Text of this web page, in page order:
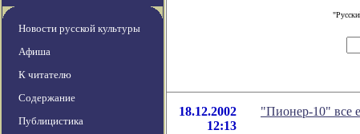
Новости русской культуры
Афиша
К читателю
Содержание
Публицистика
18.12.2002
12:13
"Пионер-10" все